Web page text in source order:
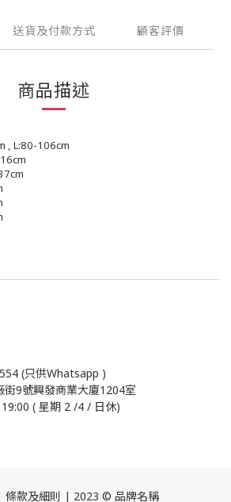
送貨及付款方式 顧客評價
商品描述
, L:80-106cm
(只供Whatsapp )
9號興發商業大廈1204室
( 星期 2 /4 / 日休)
條款及細則 | 2023 © 品牌名稱